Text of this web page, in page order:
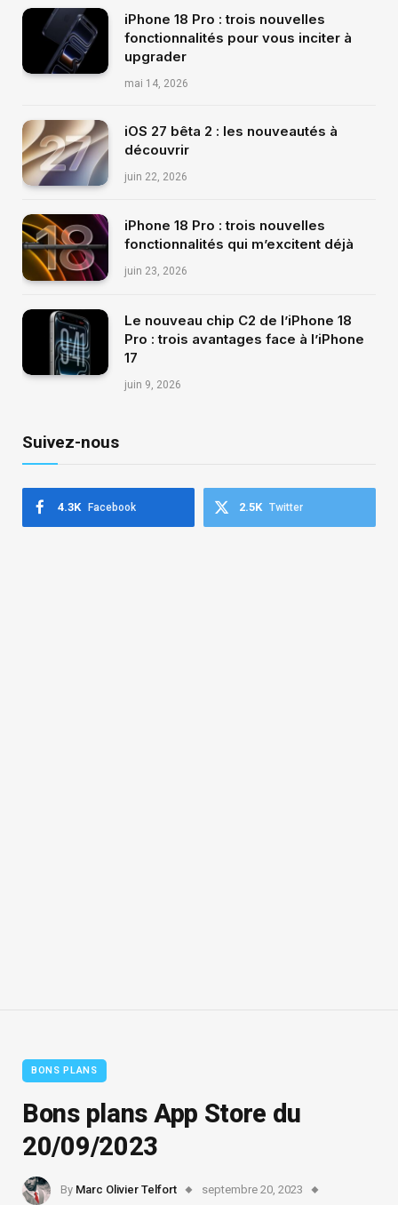
iPhone 18 Pro : trois nouvelles
fonctionnalités pour vous inciter à
upgrader
mai 14, 2026
iOS 27 bêta 2 : les nouveautés à
découvrir
juin 22, 2026
iPhone 18 Pro : trois nouvelles
fonctionnalités qui m’excitent déjà
juin 23, 2026
Le nouveau chip C2 de l’iPhone 18
Pro : trois avantages face à l’iPhone
17
juin 9, 2026
Suivez-nous
Facebook
4.3K Twitter
2.5K
BONS PLANS
Bons plans App Store du
20/09/2023
By Marc Olivier Telfort
septembre 20, 2023